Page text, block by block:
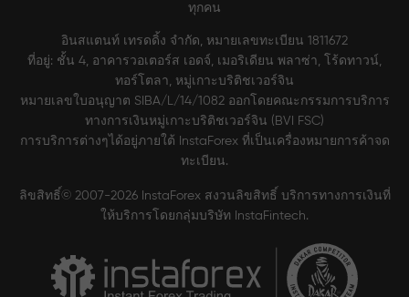
ทุกคน
อินสแตนท์ เทรดดิ้ง จำกัด, หมายเลขทะเบียน 1811672
ที่อยู่: ชั้น 4, อาคารวอเตอร์ส เอดจ์, เมอริเดียน พลาซ่า, โร้ดทาวน์,
ทอร์โตลา, หมู่เกาะบริติชเวอร์จิน
หมายเลขใบอนุญาต SIBA/L/14/1082 ออกโดยคณะกรรมการบริการ
ทางการเงินหมู่เกาะบริติชเวอร์จิน (BVI FSC)
การบริการต่างๆได้อยู่ภายใต้ InstaForex ที่เป็นเครื่องหมายการค้าจด
ทะเบียน.
ลิขสิทธิ์© 2007-2026 InstaForex สงวนลิขสิทธิ์ บริการทางการเงินที่
ให้บริการโดยกลุ่มบริษัท InstaFintech.